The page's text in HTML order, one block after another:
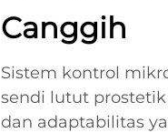
Canggih
Sistem kontrol
sendi lutut
dan adaptabilitas